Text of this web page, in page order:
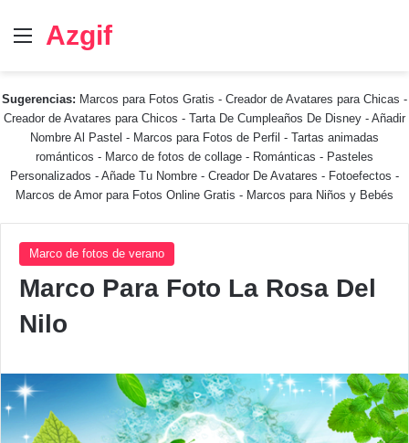
Menú
Azgif
Sugerencias: Marcos para Fotos Gratis - Creador de Avatares para Chicas -
Creador de Avatares para Chicos - Tarta De Cumpleaños De Disney - Añadir
Nombre Al Pastel - Marcos para Fotos de Perfil - Tartas animadas
románticos - Marco de fotos de collage - Románticas - Pasteles
Personalizados - Añade Tu Nombre - Creador De Avatares - Fotoefectos -
Marcos de Amor para Fotos Online Gratis - Marcos para Niños y Bebés
Marco de fotos de verano
Marco Para Foto La Rosa Del
Nilo